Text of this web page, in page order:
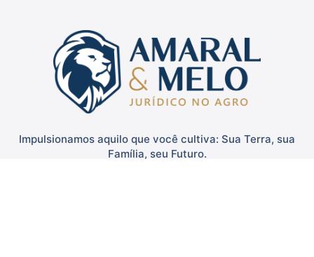
Impulsionamos aquilo que você cultiva: Sua Terra, sua
Família, seu Futuro.